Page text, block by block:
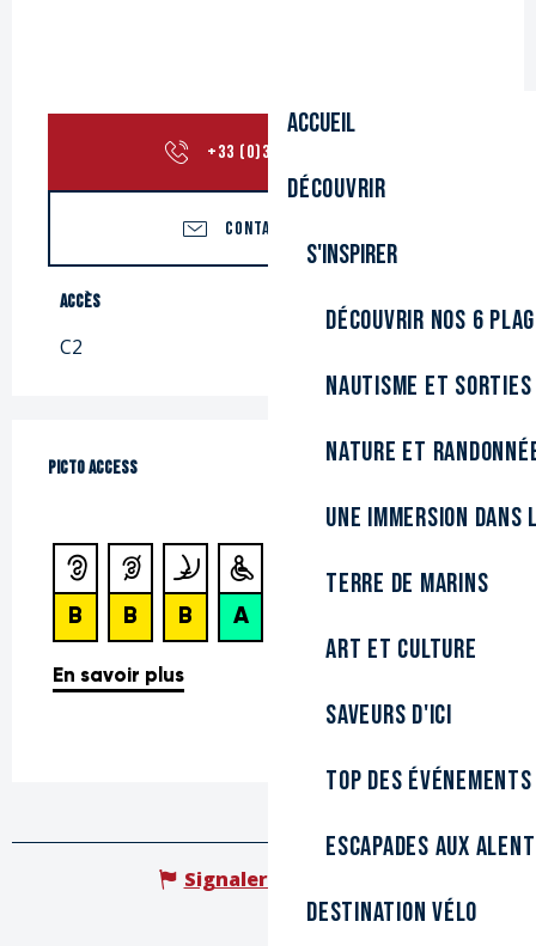
Accueil
Découvrir
S'inspirer
Découvrir nos 6
Nautisme et sorties
Nature et
Une immersion
Terre de marins
Art et culture
Saveurs d'ici
Top des événements
Escapades aux
Destination Vélo
+33 (0)3 28 26 26
CONTACTEZ-NOUS
Accès
Accès
C2
Picto Access
Picto Access
Signaler une erreur